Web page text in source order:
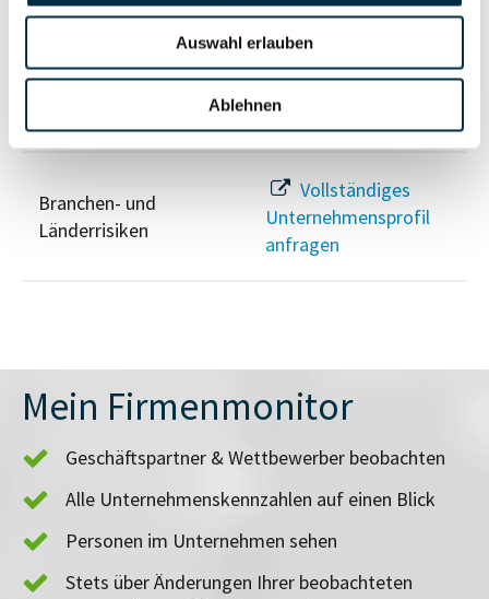
Auswahl erlauben
Ablehnen
Insolvenzinformationen
Vollständiges
Unternehmensprofil
anfragen
Branchen- und
Länderrisiken
Vollständiges
Unternehmensprofil
anfragen
Mein Firmenmonitor
Geschäftspartner & Wettbewerber beobachten
Alle Unternehmenskennzahlen auf einen Blick
Personen im Unternehmen sehen
Stets über Änderungen Ihrer beobachteten